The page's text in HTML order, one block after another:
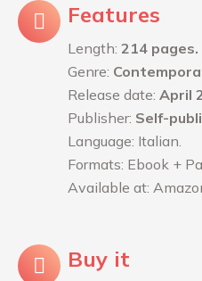
Features
Length: 214 pages.
Genre:
Release date: April
Publisher: Self-
Language: Italian.
Formats: Ebook +
Available at:
Buy it